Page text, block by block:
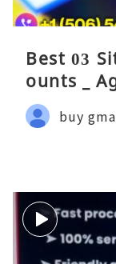
Best 03
ounts _
buy